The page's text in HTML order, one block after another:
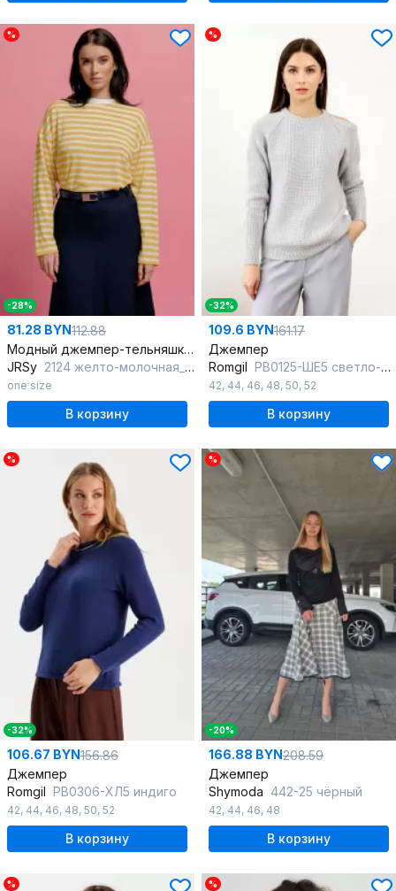
%
-28%
81.28 BYN112.88
Модный джемпер-тельняшка из трикотажа с полосами
JRSy 2124 желто-молочная_полоса
one size
В корзину
%
-32%
109.6 BYN161.17
Джемпер
Romgil РВ0125-ШЕ5 светло-серый
42, 44, 46, 48, 50, 52
В корзину
%
-32%
106.67 BYN156.86
Джемпер
Romgil РВ0306-ХЛ5 индиго
42, 44, 46, 48, 50, 52
В корзину
%
-20%
166.88 BYN208.59
Джемпер
Shymoda 442-25 чёрный
42, 44, 46, 48
В корзину
% %